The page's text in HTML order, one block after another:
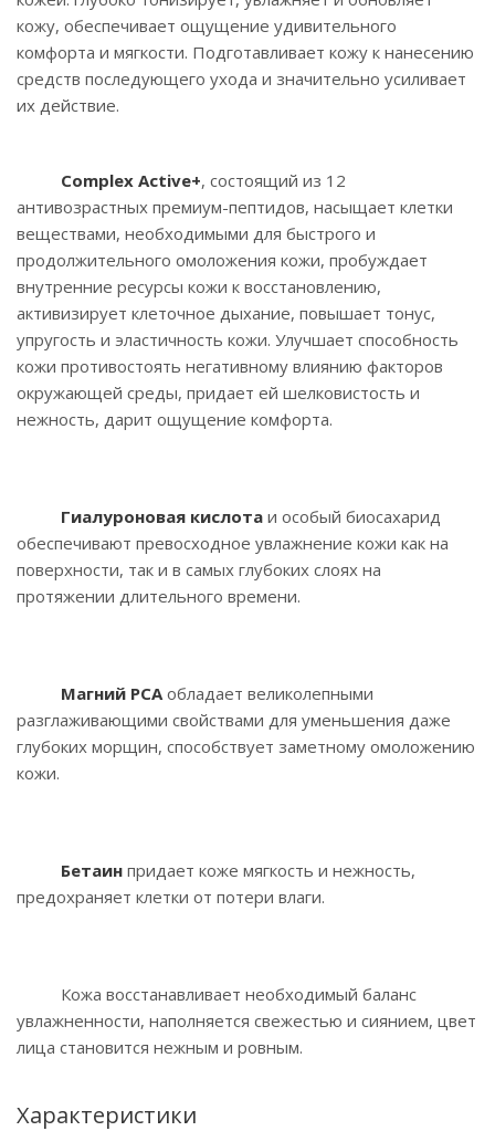
кожу, обеспечивает ощущение удивительного
комфорта и мягкости. Подготавливает кожу к нанесению
средств последующего ухода и значительно усиливает
их действие.
Complex Active+, состоящий из 12
антивозрастных премиум-пептидов, насыщает клетки
веществами, необходимыми для быстрого и
продолжительного омоложения кожи, пробуждает
внутренние ресурсы кожи к восстановлению,
активизирует клеточное дыхание, повышает тонус,
упругость и эластичность кожи. Улучшает способность
кожи противостоять негативному влиянию факторов
окружающей среды, придает ей шелковистость и
нежность, дарит ощущение комфорта.
Гиалуроновая кислота и особый биосахарид
обеспечивают превосходное увлажнение кожи как на
поверхности, так и в самых глубоких слоях на
протяжении длительного времени.
Магний PCAобладает великолепными
разглаживающими свойствами для уменьшения даже
глубоких морщин, способствует заметному омоложению
кожи.
Бетаин придает коже мягкость и нежность,
предохраняет клетки от потери влаги.
Кожа восстанавливает необходимый баланс
увлажненности, наполняется свежестью и сиянием, цвет
лица становится нежным и ровным.
Характеристики